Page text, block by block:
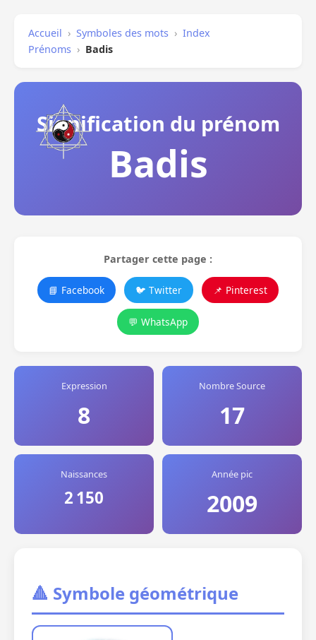
Accueil › Symboles des mots › Index
Prénoms › Badis
Signification du prénom
Badis
Partager cette page :
📘 Facebook 🐦 Twitter 📌 Pinterest
💬 WhatsApp
Expression
8
Nombre Source
17
Naissances
2 150
Année pic
2009
🔺 Symbole géométrique